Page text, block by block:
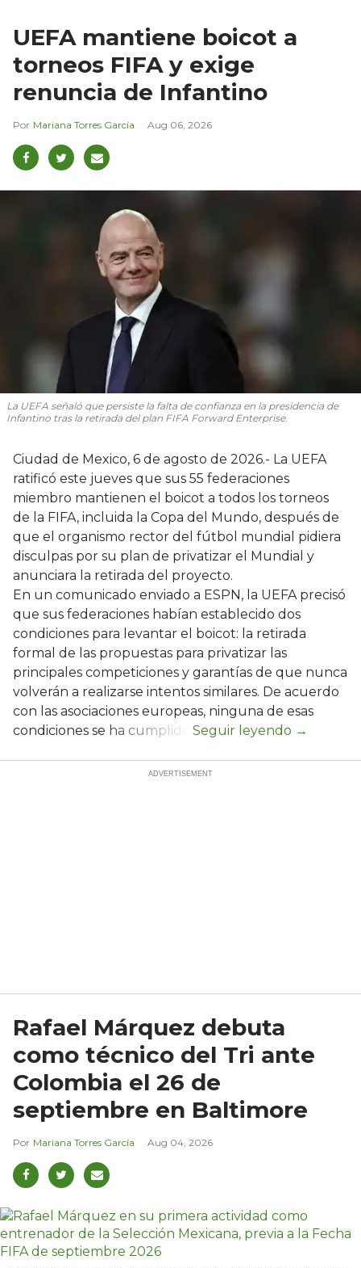
UEFA mantiene boicot a
torneos FIFA y exige
renuncia de Infantino
Mariana Torres García Aug 06, 2026
La UEFA señaló que persiste la falta de confianza en la presidencia de
Infantino tras la retirada del plan FIFA Forward Enterprise.
Ciudad de Mexico, 6 de agosto de 2026.- La UEFA
ratificó este jueves que sus 55 federaciones
miembro mantienen el boicot a todos los torneos
de la FIFA, incluida la Copa del Mundo, después de
que el organismo rector del fútbol mundial pidiera
disculpas por su plan de privatizar el Mundial y
anunciara la retirada del proyecto.
En un comunicado enviado a ESPN, la UEFA precisó
que sus federaciones habían establecido dos
condiciones para levantar el boicot: la retirada
formal de las propuestas para privatizar las
principales competiciones y garantías de que nunca
volverán a realizarse intentos similares. De acuerdo
con las asociaciones europeas, ninguna de esas
condiciones se ha cumplido.
Rafael Márquez debuta
como técnico del Tri ante
Colombia el 26 de
septiembre en Baltimore
Mariana Torres García Aug 04, 2026